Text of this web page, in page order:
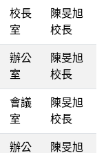
校長
室
陳旻旭
校長
辦公
室
陳旻旭
校長
會議
室
陳旻旭
校長
辦公
陳旻旭